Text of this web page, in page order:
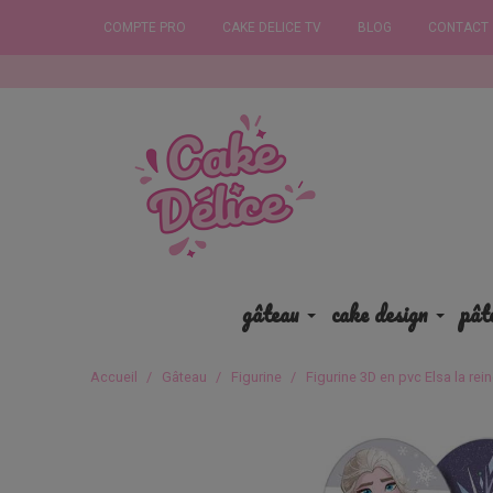
COMPTE PRO CAKE DELICE TV BLOG CONTACT
gâteau cake design
Accueil Gâteau Figurine Figurine 3D en pvc Elsa la